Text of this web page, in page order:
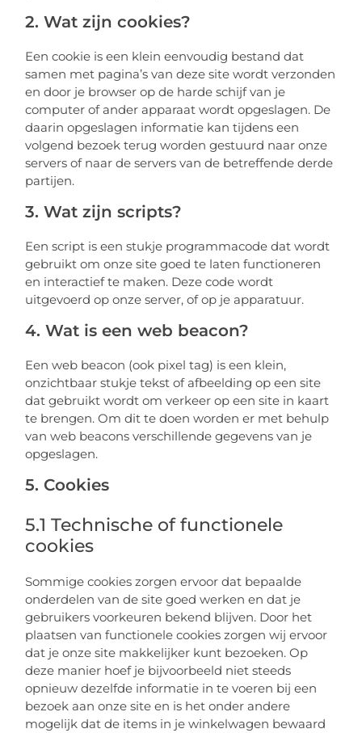
2. Wat zijn cookies?
Een cookie is een klein eenvoudig bestand dat
samen met pagina’s van deze site wordt verzonden
en door je browser op de harde schijf van je
computer of ander apparaat wordt opgeslagen. De
daarin opgeslagen informatie kan tijdens een
volgend bezoek terug worden gestuurd naar onze
servers of naar de servers van de betreffende derde
partijen.
3. Wat zijn scripts?
Een script is een stukje programmacode dat wordt
gebruikt om onze site goed te laten functioneren
en interactief te maken. Deze code wordt
uitgevoerd op onze server, of op je apparatuur.
4. Wat is een web beacon?
Een web beacon (ook pixel tag) is een klein,
onzichtbaar stukje tekst of afbeelding op een site
dat gebruikt wordt om verkeer op een site in kaart
te brengen. Om dit te doen worden er met behulp
van web beacons verschillende gegevens van je
opgeslagen.
5. Cookies
5.1 Technische of functionele
cookies
Sommige cookies zorgen ervoor dat bepaalde
onderdelen van de site goed werken en dat je
gebruikers voorkeuren bekend blijven. Door het
plaatsen van functionele cookies zorgen wij ervoor
dat je onze site makkelijker kunt bezoeken. Op
deze manier hoef je bijvoorbeeld niet steeds
opnieuw dezelfde informatie in te voeren bij een
bezoek aan onze site en is het onder andere
mogelijk dat de items in je winkelwagen bewaard